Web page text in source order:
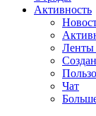
Активность
Ленты
Чат